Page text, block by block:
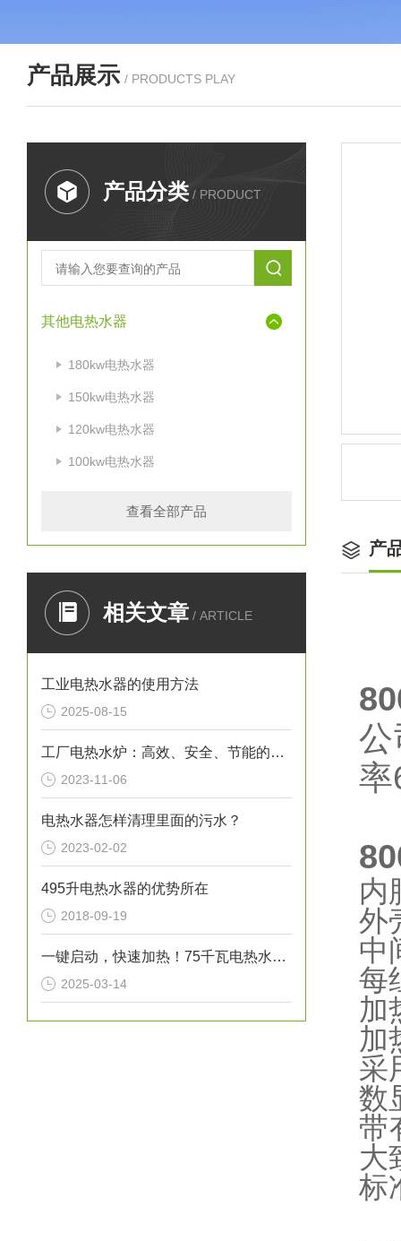
产品展示 / PRODUCTS PLAY
产品分类 / PRODUCT
其他电热水器
180kw电热水器
150kw电热水器
120kw电热水器
100kw电热水器
查看全部产品
相关文章 / ARTICLE
工业电热水器的使用方法
2025-08-15
工厂电热水炉：高效、安全、节能的热水解决方案
2023-11-06
电热水器怎样清理里面的污水？
2023-02-02
495升电热水器的优势所在
2018-09-19
一键启动，快速加热！75千瓦电热水炉打造高效热水解决方案！
2025-03-14
产
率
内
外
中
每
加
加
采
数
带
大
标